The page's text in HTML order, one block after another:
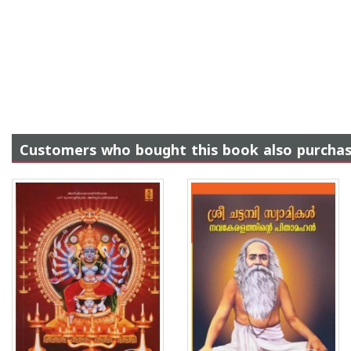
Customers who bought this book also